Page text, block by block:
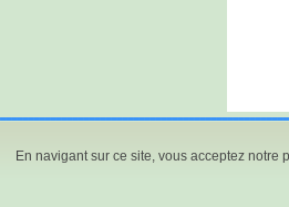
En navigant sur ce site, vous acceptez notre